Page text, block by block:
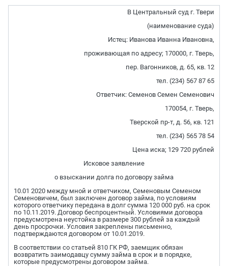
В Центральный суд г. Твери
(наименование суда)
Истец: Иванова Иванна Ивановна,
проживающая по адресу; 170000, г. Тверь,
пер. Вагонников, д. 65, кв. 12
тел. (234) 567 87 65
Ответчик: Семенов Семен Семенович
170054, г. Тверь,
Тверской пр-т, д. 56, кв. 121
тел. (234) 565 78 54
Цена иска; 129 720 рублей
Исковое заявление
о взыскании долга по договору займа
10.01 2020 между мной и ответчиком, Семеновым Семеном
Семеновичем, был заключен договор займа, по условиям
которого ответчику передана в долг сумма 120 000 руб. на срок
по 10.11.2019. Договор беспроцентный. Условиями договора
предусмотрена неустойка в размере 300 рублей за каждый
день просрочки. Условия закреплены письменно,
подтверждаются договором от 10.01.2019.
В соответствии со статьей 810 ГК РФ, заемщик обязан
возвратить заимодавцу сумму займа в срок и в порядке,
которые предусмотрены договором займа.